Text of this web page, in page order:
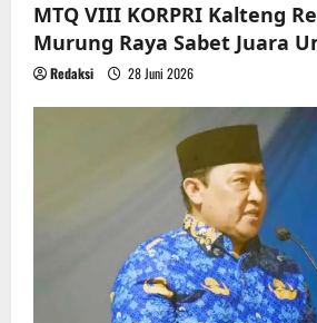
MTQ VIII KORPRI Kalteng
Murung Raya Sabet Juara
Redaksi 28 Juni 2026